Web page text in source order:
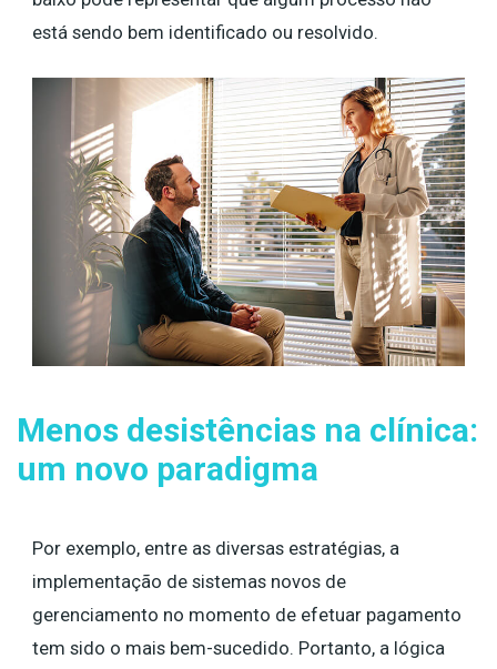
está sendo bem identificado ou resolvido.
Menos desistências na clínica:
um novo paradigma
Por exemplo, entre as diversas estratégias, a
implementação de sistemas novos de
gerenciamento no momento de efetuar pagamento
tem sido o mais bem-sucedido. Portanto, a lógica